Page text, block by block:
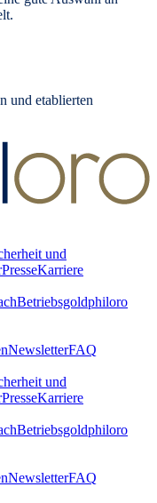
und etablierten
und
PresseKarriere
Betriebsgoldphiloro
NewsletterFAQ
und
PresseKarriere
Betriebsgoldphiloro
NewsletterFAQ